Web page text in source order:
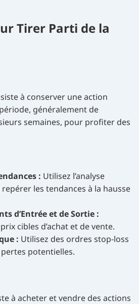
Tirer Parti de la
à conserver une action
généralement de
semaines, pour profiter des
: Utilisez l’analyse
les tendances à la hausse
d’Entrée et de Sortie :
cibles d’achat et de vente.
: Utilisez des ordres stop-loss
potentielles.
à acheter et vendre des actions